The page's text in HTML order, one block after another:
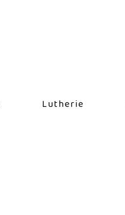
Lutherie